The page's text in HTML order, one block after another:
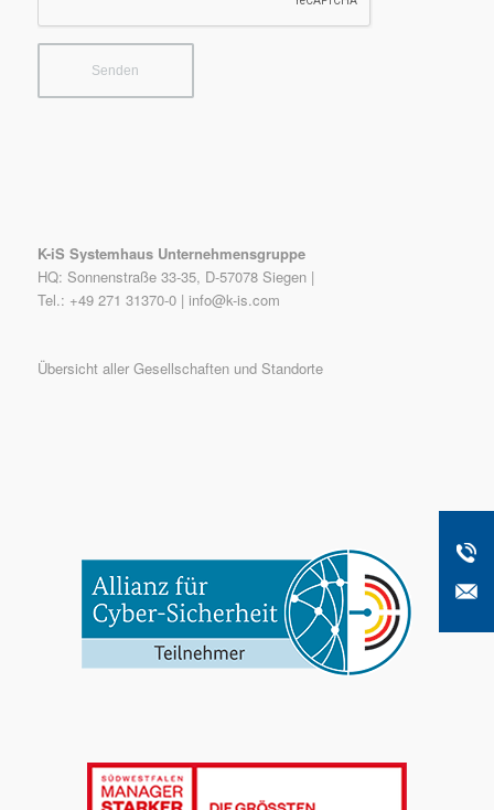
K-iS Systemhaus Unternehmensgruppe
HQ: Sonnenstraße 33-35, D-57078 Siegen |
Tel.: +49 271 31370-0 | info@k-is.com
Übersicht aller Gesellschaften und Standorte